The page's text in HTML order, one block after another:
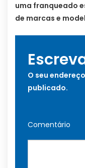
uma franqueado
de marcas e
O seu
publicado.
Comentário